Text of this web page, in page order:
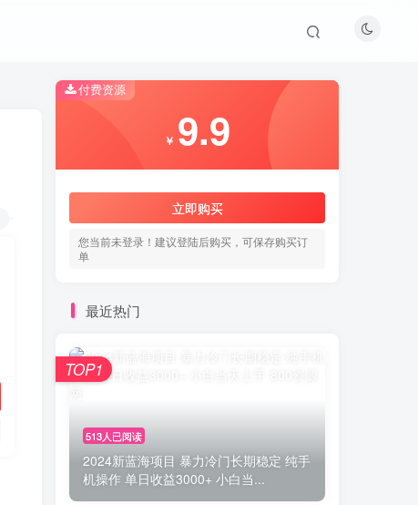
付费资源
￥ 9.9
立即购买
您当前未登录！建议登陆后购买，可保存购买订
单
最近热门
513人已阅读
2024新蓝海项目 暴力冷门长期稳定 纯手
机操作 单日收益3000+ 小白当...
TOP1